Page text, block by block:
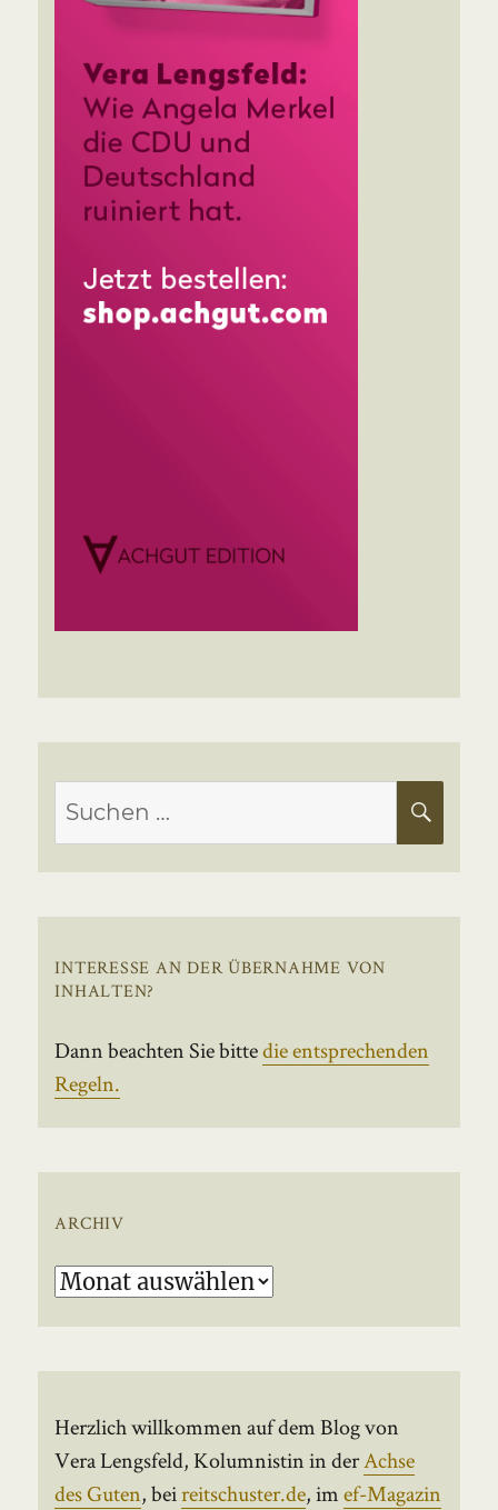
Suchen
nach:
INTERESSE AN DER ÜBERNAHME VON
INHALTEN?
Dann beachten Sie bittedie entsprechenden
Regeln.
ARCHIV
Archiv
Herzlich willkommen auf dem Blog von
Vera Lengsfeld, Kolumnistin in derAchse
des Guten, beireitschuster.de, imef-Magazin